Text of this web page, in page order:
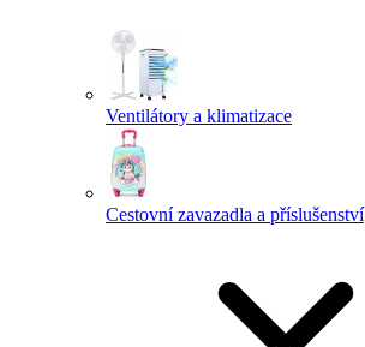
Ventilátory a klimatizace
Cestovní zavazadla a příslušenství